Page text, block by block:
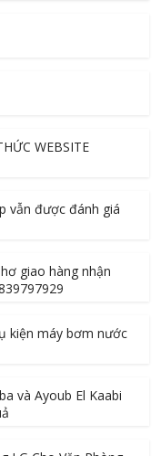
WEBSITE
vẫn được đánh giá
giao hàng nhận
kiện máy bơm nước
và Ayoub El Kaabi